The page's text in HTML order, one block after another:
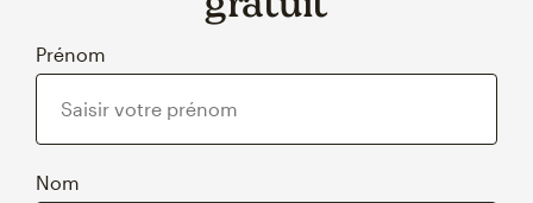
Prénom
Nom